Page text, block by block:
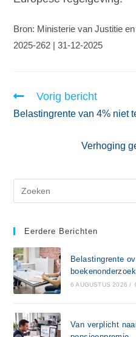
Bron: Ministerie van Justitie
2025-262 | 31-12-2025
Vorig bericht
Belastingrente van 4% niet
Verhoging
Eerdere Berichten
Belastingrente
boekenonderzoek
6 AUGUSTUS 2026 /
Van verplicht